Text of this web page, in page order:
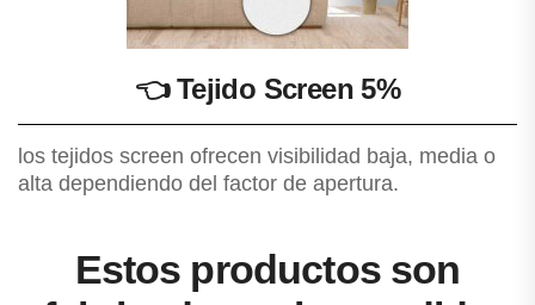
👈Tejido Screen 5%
los tejidos screen ofrecen visibilidad baja, media o
alta dependiendo del factor de apertura.
Estos productos son